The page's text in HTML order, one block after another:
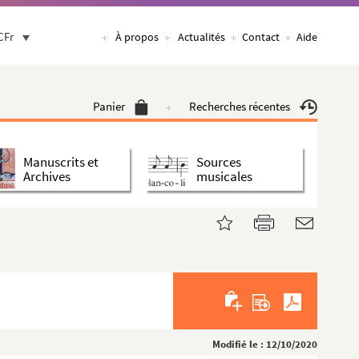
À propos Actualités Contact Aide
Panier Recherches récentes
Manuscrits et
Archives
Sources
musicales
Modifié le : 12/10/2020